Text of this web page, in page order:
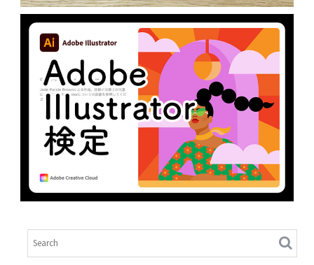
AIRPODSPROの会話の強調
N 未分類
ADOBE ILLUSTRATOR 検定
N